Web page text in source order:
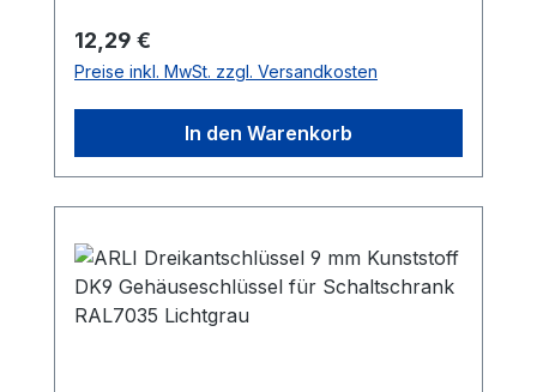
Überblick: Komplettes Schloss-Set:
Sicherheitsschloss mit ergonomischem
Griff + 2 Schlüssel Nachrüstbar: Für alle
ARLI Schaltschrankgrößen geeignet
Technische Details: Material:
Metall/Kunststoff Farbe: Schwarz
Lieferumfang: 1x ARLI Sicherheitsschloss
mit Griff 2x Schlüssel Hinweis: Die
abschließende Prüfung auf korrekte
Regulärer Preis:
12,29 €
Preise inkl. MwSt. zzgl. Versandkosten
In den Warenkorb